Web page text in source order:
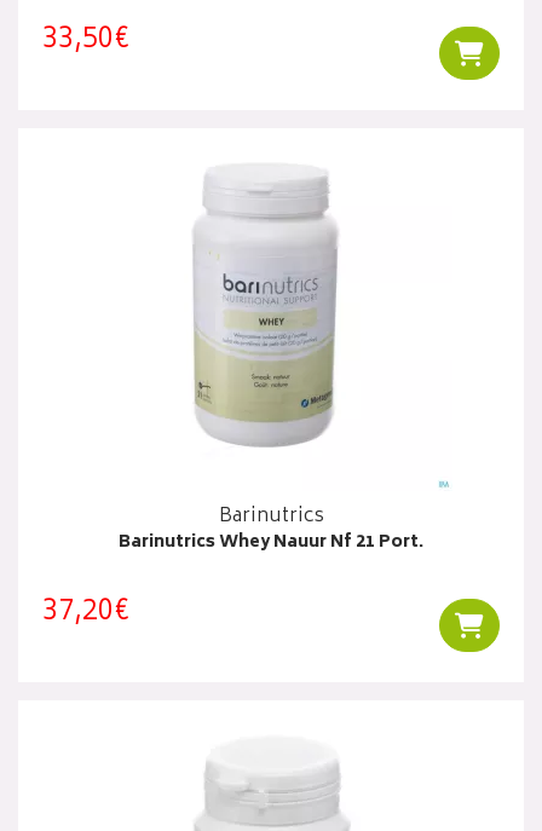
33,50€
Barinutrics
Barinutrics Whey Nauur Nf 21 Port.
37,20€